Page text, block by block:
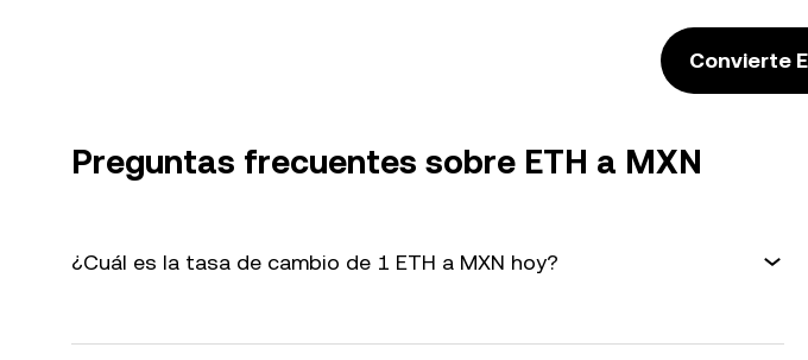
Convierte
Preguntas frecuentes sobre ETH a MXN
¿Cuál es la tasa de cambio de 1 ETH a MXN hoy?